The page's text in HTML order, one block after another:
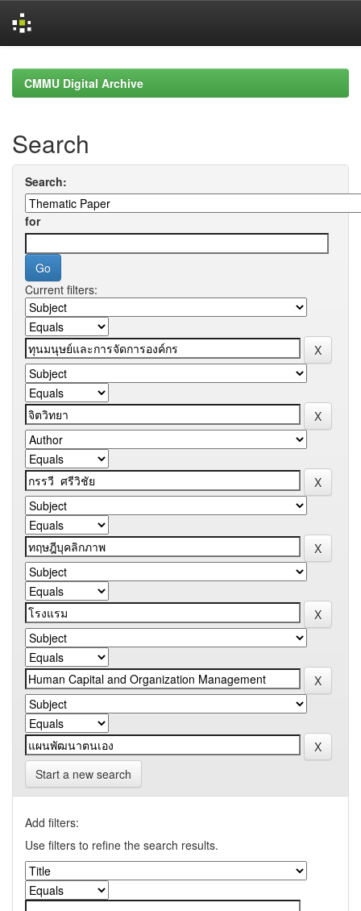
navigationCMMU Digital Archive
Search
Search:
for
Current filters:
Start a new search
Add filters:
Use filters to refine the search results.